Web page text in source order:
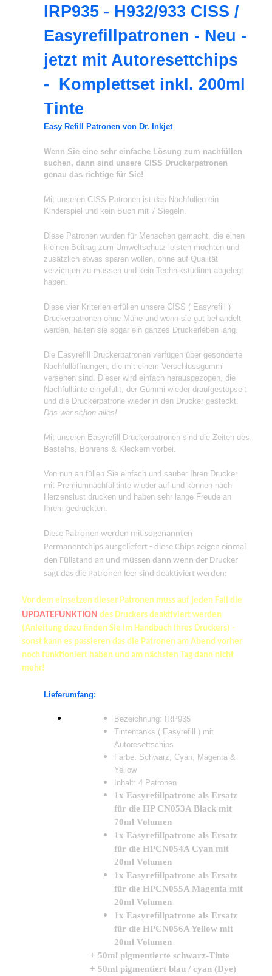
IRP935 - H932/933 CISS /
Easyrefillpatronen - Neu -
jetzt mit Autoresettchips
- Komplettset inkl. 200ml
Tinte
Easy Refill Patronen von Dr. Inkjet
Wenn Sie eine sehr einfache Lösung zum nachfüllen
suchen, dann sind unsere CISS Druckerpatronen
genau das richtige für Sie!
Mit unseren CISS Patronen ist das Nachfüllen ein
Kinderspiel und kein Buch mit 7 Siegeln.
Diese Patronen wurden für Menschen gemacht, die einen
kleinen Beitrag zum Umweltschutz leisten möchten und
zusätzlich etwas sparen wollen, ohne auf Qualität
verzichten zu müssen und kein Technikstudium abgelegt
haben.
Diese vier Kriterien erfüllen unsere CISS ( Easyrefill )
Druckerpatronen ohne Mühe und wenn sie gut behandelt
werden, halten sie sogar ein ganzes Druckerleben lang.
Die Easyrefill Druckerpatronen verfügen über gesonderte
Nachfüllöffnungen, die mit einem Verschlussgummi
versehen sind. Dieser wird einfach herausgezogen, die
Nachfülltinte eingefüllt, der Gummi wieder draufgestöpselt
und die Druckerpatrone wieder in den Drucker gesteckt.
Das war schon alles!
Mit unseren Easyrefill Druckerpatronen sind die Zeiten des
Bastelns, Bohrens & Kleckern vorbei.
Von nun an füllen Sie einfach und sauber Ihren Drucker
mit Premiumnachfülltinte wieder auf und können nach
Herzenslust drucken und haben sehr lange Freude an
Ihrem gedruckten.
Diese Patronen werden mit sogenannten
Permanentchips ausgeliefert - diese Chips zeigen einmal
den Füllstand an und müssen dann wenn der Drucker
sagt das die Patronen leer sind deaktiviert werden:
Vor dem einsetzen dieser Patronen muss auf jeden Fall die
UPDATEFUNKTION des Druckers deaktiviert werden
(Anleitung dazu finden Sie im Handbuch Ihres Druckers) -
sonst kann es passieren das die Patronen am Abend vorher
noch funktioniert haben und am nächsten Tag dann nicht
mehr!
Lieferumfang:
Bezeichnung: IRP935
Tintentanks ( Easyrefill ) mit
Autoresettschips
Farbe: Schwarz, Cyan, Magenta &
Yellow
Inhalt: 4 Patronen
1x Easyrefillpatrone als Ersatz
für die HP CN053A Black mit
70ml Volumen
1x Easyrefillpatrone als Ersatz
für die HPCN054A Cyan mit
20ml Volumen
1x Easyrefillpatrone als Ersatz
für die HPCN055A Magenta mit
20ml Volumen
1x Easyrefillpatrone als Ersatz
für die HPCN056A Yellow mit
20ml Volumen
+ 50ml pigmentierte schwarz-Tinte
+ 50ml pigmentiert blau / cyan (Dye)